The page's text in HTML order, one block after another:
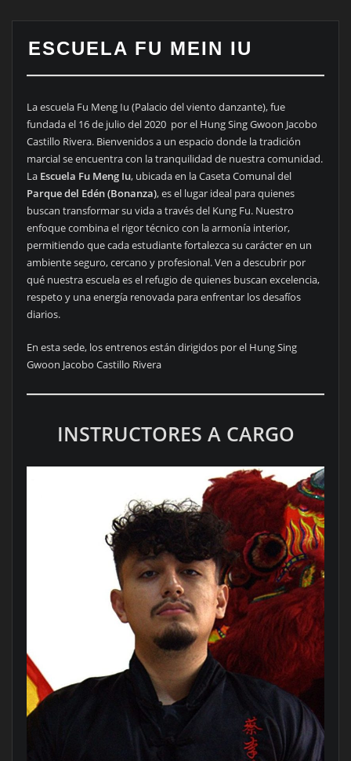
ESCUELA FU MEIN IU
La escuela Fu Meng Iu (Palacio del viento danzante), fue
fundada el 16 de julio del 2020 por el Hung Sing Gwoon Jacobo
Castillo Rivera. Bienvenidos a un espacio donde la tradición
marcial se encuentra con la tranquilidad de nuestra comunidad.
La Escuela Fu Meng Iu, ubicada en la Caseta Comunal del
Parque del Edén (Bonanza), es el lugar ideal para quienes
buscan transformar su vida a través del Kung Fu. Nuestro
enfoque combina el rigor técnico con la armonía interior,
permitiendo que cada estudiante fortalezca su carácter en un
ambiente seguro, cercano y profesional. Ven a descubrir por
qué nuestra escuela es el refugio de quienes buscan excelencia,
respeto y una energía renovada para enfrentar los desafíos
diarios.
En esta sede, los entrenos están dirigidos por el Hung Sing
Gwoon Jacobo Castillo Rivera
INSTRUCTORES A CARGO